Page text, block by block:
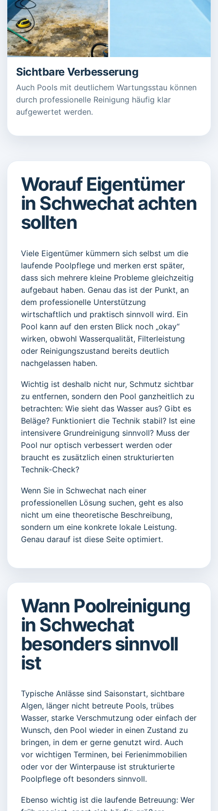
Sichtbare Verbesserung
Auch Pools mit deutlichem Wartungsstau können
durch professionelle Reinigung häufig klar
aufgewertet werden.
Worauf Eigentümer
in Schwechat achten
sollten
Viele Eigentümer kümmern sich selbst um die
laufende Poolpflege und merken erst später,
dass sich mehrere kleine Probleme gleichzeitig
aufgebaut haben. Genau das ist der Punkt, an
dem professionelle Unterstützung
wirtschaftlich und praktisch sinnvoll wird. Ein
Pool kann auf den ersten Blick noch „okay“
wirken, obwohl Wasserqualität, Filterleistung
oder Reinigungszustand bereits deutlich
nachgelassen haben.
Wichtig ist deshalb nicht nur, Schmutz sichtbar
zu entfernen, sondern den Pool ganzheitlich zu
betrachten: Wie sieht das Wasser aus? Gibt es
Beläge? Funktioniert die Technik stabil? Ist eine
intensivere Grundreinigung sinnvoll? Muss der
Pool nur optisch verbessert werden oder
braucht es zusätzlich einen strukturierten
Technik-Check?
Wenn Sie in Schwechat nach einer
professionellen Lösung suchen, geht es also
nicht um eine theoretische Beschreibung,
sondern um eine konkrete lokale Leistung.
Genau darauf ist diese Seite optimiert.
Wann Poolreinigung
in Schwechat
besonders sinnvoll
ist
Typische Anlässe sind Saisonstart, sichtbare
Algen, länger nicht betreute Pools, trübes
Wasser, starke Verschmutzung oder einfach der
Wunsch, den Pool wieder in einen Zustand zu
bringen, in dem er gerne genutzt wird. Auch
vor wichtigen Terminen, bei Ferienimmobilien
oder vor der Winterpause ist strukturierte
Poolpflege oft besonders sinnvoll.
Ebenso wichtig ist die laufende Betreuung: Wer